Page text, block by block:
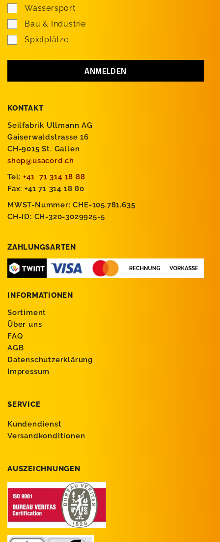
KONTAKT
Seilfabrik Ullmann AG
Gaiserwaldstrasse 16
CH-9015 St. Gallen
shop@usacord.ch
Tel: +41 71 314 18 88
Fax: +41 71 314 18 80
MWST-Nummer: CHE-105.781.635
CH-ID: CH-320-3029925-5
ZAHLUNGSARTEN
INFORMATIONEN
Sortiment
Über uns
FAQ
AGB
Datenschutzerklärung
Impressum
SERVICE
Kundendienst
Versandkonditionen
AUSZEICHNUNGEN
Wassersport
Bau & Industrie
Spielplätze